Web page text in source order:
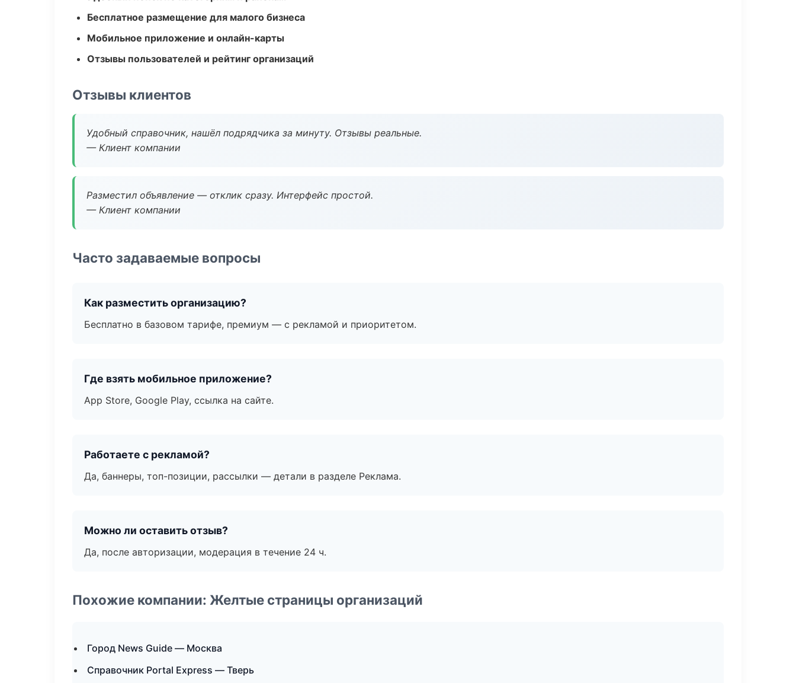
Бесплатное размещение для малого бизнеса
Мобильное приложение и онлайн-карты
Отзывы пользователей и рейтинг организаций
Отзывы клиентов
Удобный справочник, нашёл подрядчика за минуту. Отзывы реальные.
— Клиент компании
Разместил объявление — отклик сразу. Интерфейс простой.
— Клиент компании
Часто задаваемые вопросы
Как разместить организацию?
Бесплатно в базовом тарифе, премиум — с рекламой и приоритетом.
Где взять мобильное приложение?
App Store, Google Play, ссылка на сайте.
Работаете с рекламой?
Да, баннеры, топ-позиции, рассылки — детали в разделе Реклама.
Можно ли оставить отзыв?
Да, после авторизации, модерация в течение 24 ч.
Похожие компании: Желтые страницы организаций
Город News Guide — Москва
Справочник Portal Express — Тверь